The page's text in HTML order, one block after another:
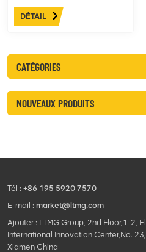
rétractable vous permet
d'accéder et de travailler
considérablement la fiabilité,
le confort et la sécurité de
l'ensemble de la machine.
DÉTAIL
CATÉGORIES
NOUVEAUX PRODUITS
Tél : +86 195 5920 7570
E-mail : market@ltmg.com
Ajouter : LTMG Group, 2nd Floor,1-2,
International Innovation Center,No.
Xiamen China